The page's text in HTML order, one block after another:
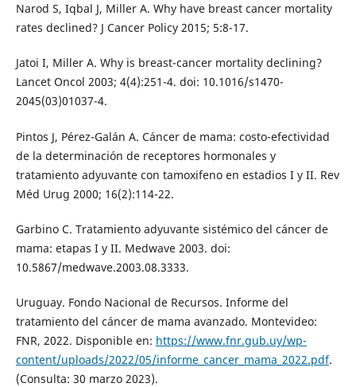
Narod S, Iqbal J, Miller A. Why have breast cancer mortality
rates declined? J Cancer Policy 2015; 5:8-17.
Jatoi I, Miller A. Why is breast-cancer mortality declining?
Lancet Oncol 2003; 4(4):251-4. doi: 10.1016/s1470-
2045(03)01037-4.
Pintos J, Pérez-Galán A. Cáncer de mama: costo-efectividad
de la determinación de receptores hormonales y
tratamiento adyuvante con tamoxifeno en estadios I y II. Rev
Méd Urug 2000; 16(2):114-22.
Garbino C. Tratamiento adyuvante sistémico del cáncer de
mama: etapas I y II. Medwave 2003. doi:
10.5867/medwave.2003.08.3333.
Uruguay. Fondo Nacional de Recursos. Informe del
tratamiento del cáncer de mama avanzado. Montevideo:
FNR, 2022. Disponible en: https://www.fnr.gub.uy/wp-
content/uploads/2022/05/informe_cancer_mama_2022.pdf.
(Consulta: 30 marzo 2023).